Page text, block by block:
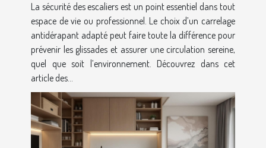
La sécurité des escaliers est un point essentiel dans tout
espace de vie ou professionnel. Le choix d’un carrelage
antidérapant adapté peut faire toute la différence pour
prévenir les glissades et assurer une circulation sereine,
quel que soit l’environnement. Découvrez dans cet
article des...